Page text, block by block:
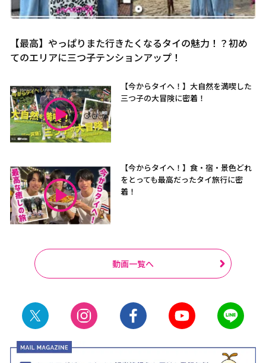
【最高】やっぱりまた行きたくなるタイの魅力！？初め
てのエリアに三つ子テンションアップ！
【今からタイへ！】大自然を満喫した
三つ子の大冒険に密着！
【今からタイへ！】食・宿・景色どれ
をとっても最高だったタイ旅行に密
着！
動画一覧へ